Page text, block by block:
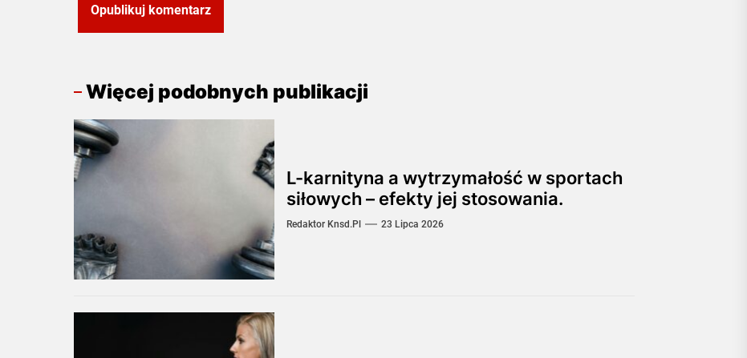
Więcej podobnych publikacji
L-karnityna a wytrzymałość w sportach
siłowych – efekty jej stosowania.
Redaktor Knsd.pl 23 Lipca 2026